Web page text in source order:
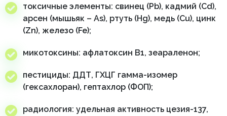
токсичные элементы: свинец (Pb), кадмий (Cd),
арсен (мышьяк – As), ртуть (Hg), медь (Cu), цинк
(Zn), железо (Fe);
микотоксины: афлатоксин В1, зеараленон;
пестициды: ДДТ, ГХЦГ гамма-изомер
(гексахлоран), гептахлор (ФОП);
радиология: удельная активность цезия-137,